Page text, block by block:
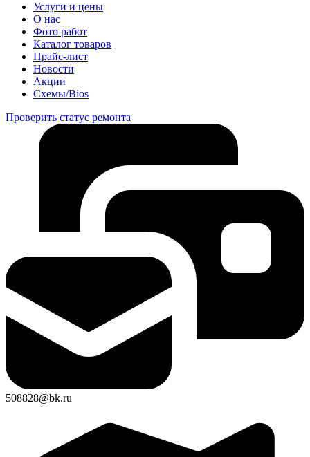
Услуги и цены
О нас
Фото работ
Каталог товаров
Прайс-лист
Новости
Акции
Схемы/Bios
Проверить статус ремонта
508828@bk.ru